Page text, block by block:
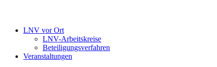
LNV vor Ort
LNV-Arbeitskreise
Beteiligungsverfahren
Veranstaltungen